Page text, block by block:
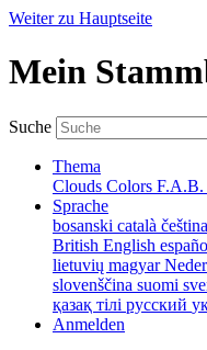
Weiter zu Hauptseite
Mein
Suche
Thema
Clouds Colors F.A.B.
Sprache
bosanski català čeština
British English
lietuvių magyar
slovenščina suomi
қазақ тілі русский
Anmelden